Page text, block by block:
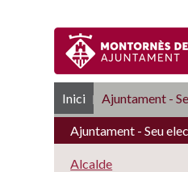
Inici Ajuntament -
Ajuntament - Seu
Alcalde